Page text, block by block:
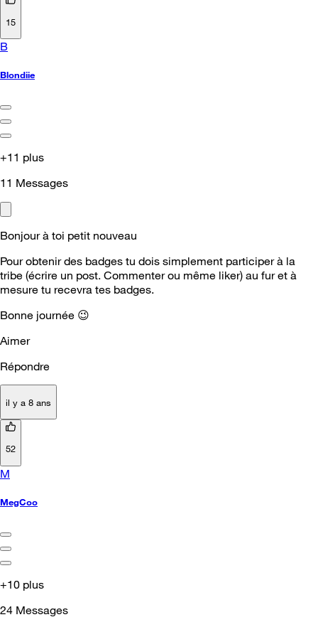
15
B
Blondiie
+11 plus
11 Messages
Bonjour à toi petit nouveau
Pour obtenir des badges tu dois simplement participer à la
tribe (écrire un post. Commenter ou même liker) au fur et à
mesure tu recevra tes badges.
Bonne journée 😉
Aimer
Répondre
il y a 8 ans
52
M
MegCoo
+10 plus
24 Messages